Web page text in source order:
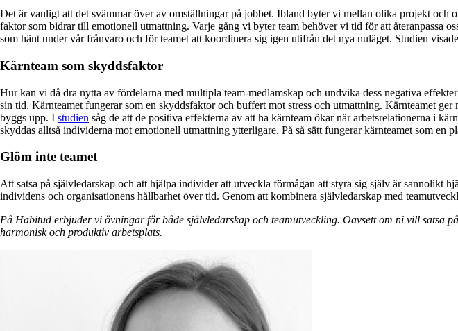
Det är vanligt att det svämmar över av omställningar på jobbet. Ibland byter vi mellan olika projekt och
faktor som bidrar till emotionell utmattning. Varje gång vi byter team behöver vi tid för att återanpassa
som hänt under vår frånvaro och för teamet att koordinera sig igen utifrån det nya nuläget. Studien
Kärnteam som skyddsfaktor
Hur kan vi då dra nytta av fördelarna med multipla team-medlamskap och undvika dess negativa
sin tid. Kärnteamet fungerar som en skyddsfaktor och buffert mot stress och utmattning. Kärnteamet
byggs upp. I studien såg de att de positiva effekterna av att ha kärnteam ökar när arbetsrelationerna i
skyddas alltså individerna mot emotionell utmattning ytterligare. På så sätt fungerar kärnteamet som en
Glöm inte teamet
Att satsa på självledarskap och att hjälpa individer att utveckla förmågan att styra sig själv är sannolikt
individens och organisationens hållbarhet över tid. Genom att kombinera självledarskap med
På Habitud erbjuder vi övningar för både självledarskap och teamutveckling. Oavsett om ni vill satsa
harmonisk och produktiv arbetsplats.